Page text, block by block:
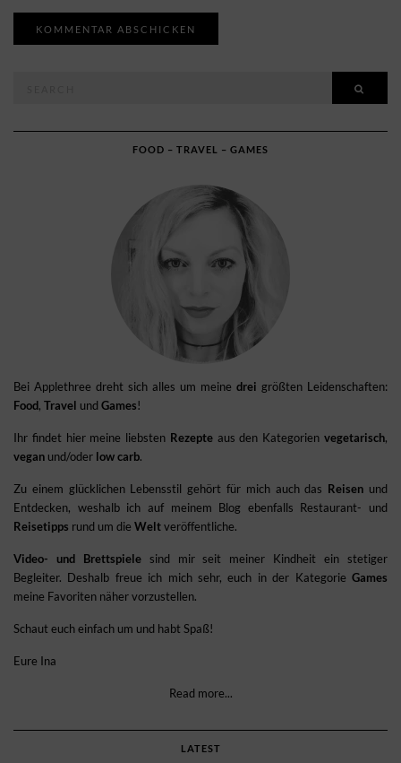
FOOD – TRAVEL – GAMES
Bei Applethree dreht sich alles um meine drei größten Leidenschaften:
Food, Travel und Games!
Ihr findet hier meine liebsten Rezepteaus den Kategorienvegetarisch,
vegan und/oder low carb.
Zu einem glücklichen Lebensstil gehört für mich auch das Reisen und
Entdecken, weshalb ich auf meinem Blog ebenfalls Restaurant- und
Reisetipps rund um die Weltveröffentliche.
Video- und Brettspielesind mir seit meiner Kindheit ein stetiger
Begleiter. Deshalb freue ich mich sehr, euch in der Kategorie Games
meine Favoriten näher vorzustellen.
Schaut euch einfach um und habt Spaß!
Eure Ina
Read more...
LATEST